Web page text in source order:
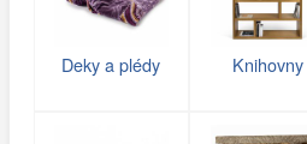
Deky a plédy Knihovny